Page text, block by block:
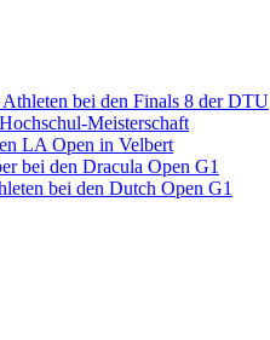
bei den Finals 8 der DTU
Meisterschaft
LA Open in Velbert
bei den Dracula Open G1
bei den Dutch Open G1